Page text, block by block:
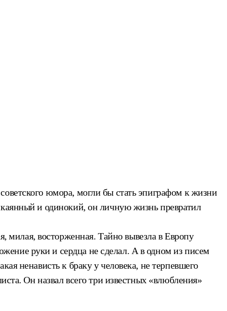
юмора, могли бы стать эпиграфом к жизни
и одинокий, он личную жизнь превратил
восторженная. Тайно вывезла в Европу
руки и сердца не сделал. А в одном из писем
ненависть к браку у человека, не терпевшего
Он назвал всего три известных «влюбления»